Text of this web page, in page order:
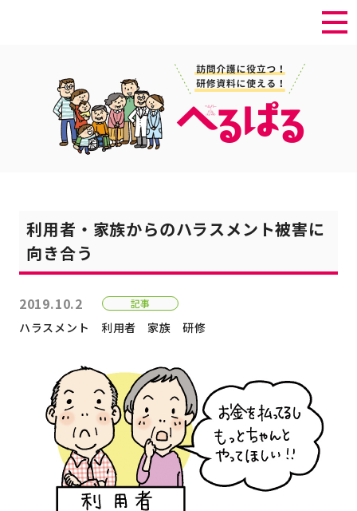
利⽤者・家族からのハラスメント被害に
向き合う
2019.10.2 記事
ハラスメント 利用者 家族 研修